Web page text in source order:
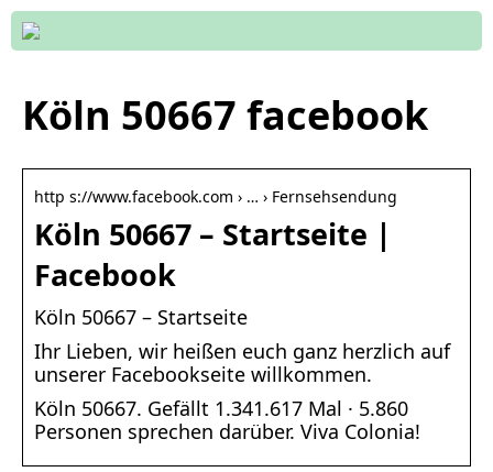
Köln 50667 facebook
http s://www.facebook.com › … › Fernsehsendung
Köln 50667 – Startseite |
Facebook
Köln 50667 – Startseite
Ihr Lieben, wir heißen euch ganz herzlich auf
unserer Facebookseite willkommen.
Köln 50667. Gefällt 1.341.617 Mal · 5.860
Personen sprechen darüber. Viva Colonia!